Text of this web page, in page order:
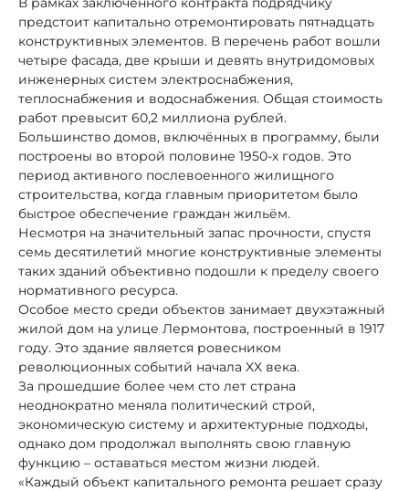
предстоит капитально отремонтировать пятнадцать
конструктивных элементов. В перечень работ вошли
четыре фасада, две крыши и девять внутридомовых
инженерных систем электроснабжения,
теплоснабжения и водоснабжения. Общая стоимость
работ превысит 60,2 миллиона рублей.
Большинство домов, включённых в программу, были
построены во второй половине 1950-х годов. Это
период активного послевоенного жилищного
строительства, когда главным приоритетом было
быстрое обеспечение граждан жильём.
Несмотря на значительный запас прочности, спустя
семь десятилетий многие конструктивные элементы
таких зданий объективно подошли к пределу своего
нормативного ресурса.
Особое место среди объектов занимает двухэтажный
жилой дом на улице Лермонтова, построенный в 1917
году. Это здание является ровесником
революционных событий начала XX века.
За прошедшие более чем сто лет страна
неоднократно меняла политический строй,
экономическую систему и архитектурные подходы,
однако дом продолжал выполнять свою главную
функцию – оставаться местом жизни людей.
«Каждый объект капитального ремонта решает сразу